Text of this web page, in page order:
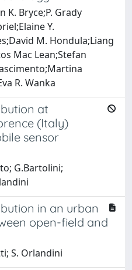
K. Bryce;P. Grady
Y.
M. Hondula;Liang
Mac Lean;Stefan
R. Wanka
at
(Italy)
sensor
G.Bartolini;
in an urban
open-field and
S. Orlandini